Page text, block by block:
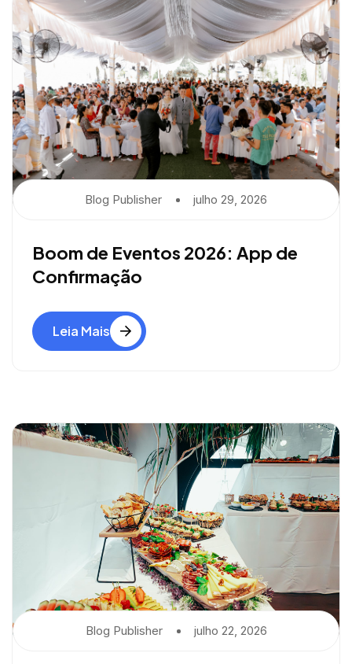
Blog Publisher Julho 29, 2026
Boom de Eventos 2026: App de
Confirmação
Leia Mais
Blog Publisher Julho 22, 2026